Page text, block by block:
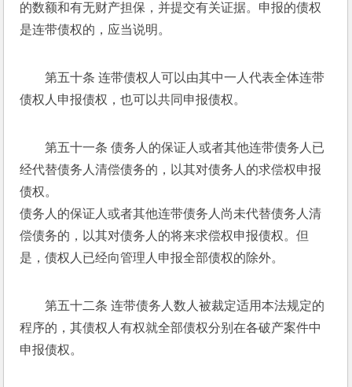
的数额和有无财产担保，并提交有关证据。申报的债权
是连带债权的，应当说明。
第五十条 连带债权人可以由其中一人代表全体连带
债权人申报债权，也可以共同申报债权。
第五十一条 债务人的保证人或者其他连带债务人已
经代替债务人清偿债务的，以其对债务人的求偿权申报
债权。
债务人的保证人或者其他连带债务人尚未代替债务人清
偿债务的，以其对债务人的将来求偿权申报债权。但
是，债权人已经向管理人申报全部债权的除外。
第五十二条 连带债务人数人被裁定适用本法规定的
程序的，其债权人有权就全部债权分别在各破产案件中
申报债权。